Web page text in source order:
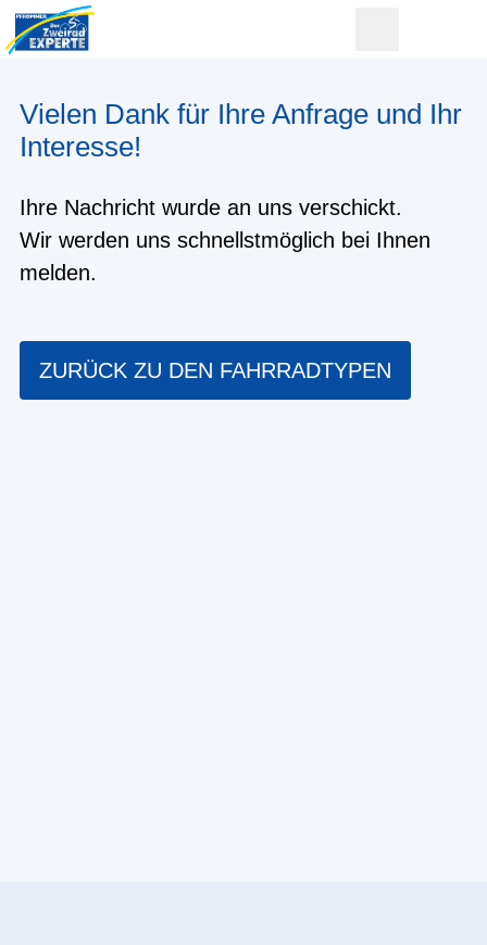
Vielen Dank für Ihre Anfrage und Ihr
Interesse!
Ihre Nachricht wurde an uns verschickt.
Wir werden uns schnellstmöglich bei Ihnen
melden.
ZURÜCK ZU DEN FAHRRADTYPEN